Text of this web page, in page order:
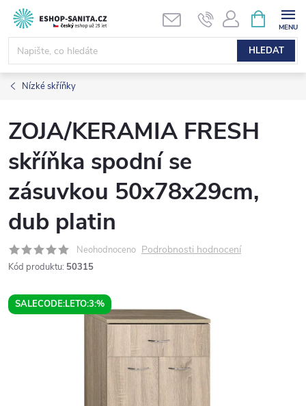
Přejít
obsah
HLEDAT
NÁKUPNÍ
KOŠÍK
Nízké skříňky
ZOJA/KERAMIA FRESH
skříňka spodní se
zásuvkou 50x78x29cm,
dub platin
Neohodnoceno Podrobnosti hodnocení
Kód produktu: 50315
SALECODE:LETO:3:%